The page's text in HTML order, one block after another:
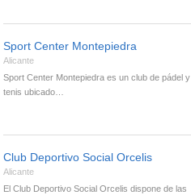
Sport Center Montepiedra
Alicante
Sport Center Montepiedra es un club de pádel y
tenis ubicado…
Club Deportivo Social Orcelis
Alicante
El Club Deportivo Social Orcelis dispone de las